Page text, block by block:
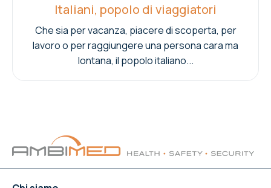
Italiani, popolo di viaggiatori
Che sia per vacanza, piacere di scoperta, per
lavoro o per raggiungere una persona cara ma
lontana, il popolo italiano...